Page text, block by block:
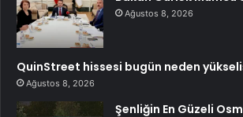
Ağustos 8, 2026
QuinStreet hissesi bugün neden
Ağustos 8, 2026
Şenliğin En Güzeli